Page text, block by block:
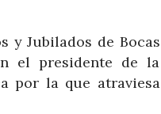
y Jubilados de Bocas
el presidente de la
por la que atraviesa